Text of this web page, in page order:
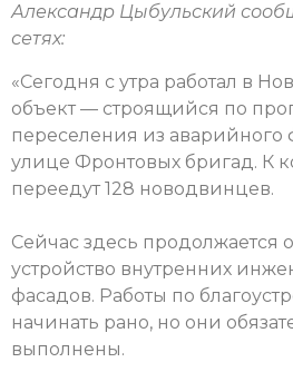
Александр Цыбульский
сетях:
«Сегодня с утра работал в
объект — строящийся по
переселения из
улице Фронтовых бригад. К
переедут 128 новодвинцев.
Сейчас здесь продолжается
устройство внутренних
фасадов. Работы по
начинать рано, но они
выполнены.